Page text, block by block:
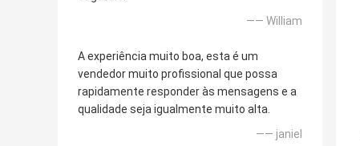
—— William
A experiência muito boa, esta é um
vendedor muito profissional que possa
rapidamente responder às mensagens e a
qualidade seja igualmente muito alta.
—— janiel